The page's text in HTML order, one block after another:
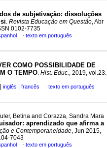
de subjetivação: dissoluções
. Revista Educação em Questão, Abr
0102-7735
· texto em português
COMO POSSIBILIDADE DE
O TEMPO. Hist. Educ., 2019, vol.23.
inglês francês · texto em português
Betina and Corazza, Sandra Mara
aprendizado que afirma a
e Contemporaneidade, Jun 2015,
7043
· texto em português